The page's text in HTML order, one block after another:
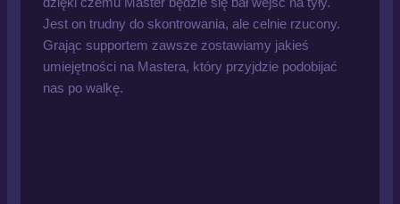
Jest on trudny do skontrowania, ale celnie rzucony.
Grając supportem zawsze zostawiamy jakieś
umiejętności na Mastera, który przyjdzie podobijać
nas po walkę.